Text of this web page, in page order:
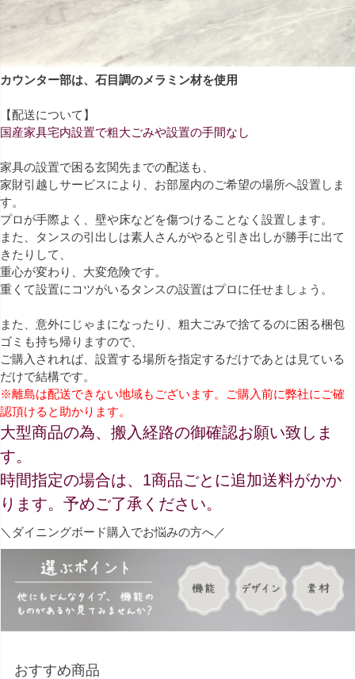
カウンター部は、石目調のメラミン材を使用
【配送について】
国産家具宅内設置で粗大ごみや設置の手間なし
家具の設置で困る玄関先までの配送も、
家財引越しサービスにより、お部屋内のご希望の場所へ設置しま
す。
プロが手際よく、壁や床などを傷つけることなく設置します。
また、タンスの引出しは素人さんがやると引き出しが勝手に出て
きたりして、
重心が変わり、大変危険です。
重くて設置にコツがいるタンスの設置はプロに任せましょう。
また、意外にじゃまになったり、粗大ごみで捨てるのに困る梱包
ゴミも持ち帰りますので、
ご購入されれば、設置する場所を指定するだけであとは見ている
だけで結構です。
※離島は配送できない地域もございます。ご購入前に弊社にご確
認頂けると助かります。
大型商品の為、搬入経路の御確認お願い致しま
す。
時間指定の場合は、1商品ごとに追加送料がかか
ります。予めご了承ください。
＼ダイニングボード購入でお悩みの方へ／
おすすめ商品